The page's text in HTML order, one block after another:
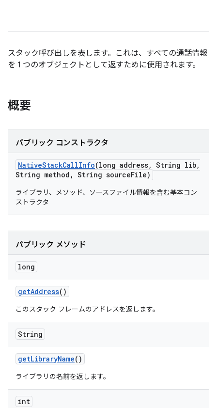
スタック呼び出しを表します。これは、すべての通話情報
を 1 つのオブジェクトとして返すために使用されます。
概要
パブリック コンストラクタ
NativeStackCallInfo(long address, String lib,
String method , String sourceFile)
ライブラリ、メソッド、ソースファイル情報を含む基本コン
ストラクタ
パブリック メソッド
long
getAddress()
このスタック フレームのアドレスを返します。
String
getLibraryName()
ライブラリの名前を返します。
int